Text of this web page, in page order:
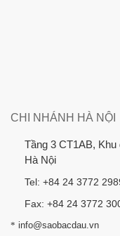
CHI NHÁNH HÀ NỘI
Tầng 3 CT1AB,
Hà Nội
Tel: +84 24 3772
Fax: +84 24 3772
* info@saobacdau.vn